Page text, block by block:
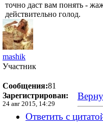
точно даст вам понять -
действительно голод.
mashik
Участник
Сообщения:81
Зарегистрирован:
24 авг 2015, 14:29
Ответить с